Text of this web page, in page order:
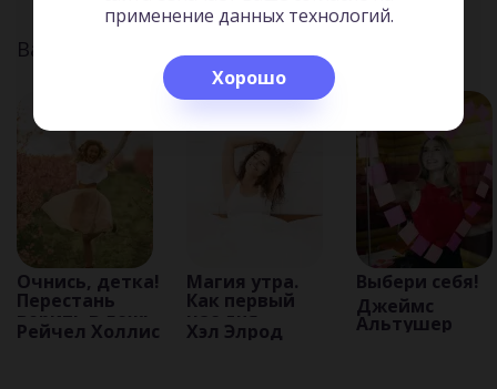
Вас может заинтересовать:
Очнись, детка!
Перестань
верить в ложь
о том, кто ты
Рейчел Холлис
Магия утра.
Как первый
час дня
определяет
Хэл Элрод
Выбери себя!
Джеймс
Альтушер
применение данных технологий.
Хорошо